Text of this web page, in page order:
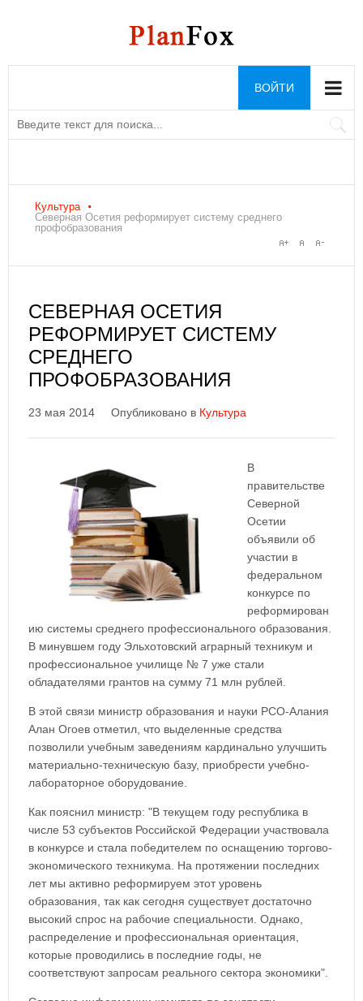
ВОЙТИ
Культура
Северная Осетия реформирует систему среднего
профобразования
СЕВЕРНАЯ ОСЕТИЯ
РЕФОРМИРУЕТ СИСТЕМУ
СРЕДНЕГО
ПРОФОБРАЗОВАНИЯ
23 мая 2014 Опубликовано в Культура
В
правительстве
Северной
Осетии
объявили об
участии в
федеральном
конкурсе по
реформирован
ию системы среднего профессионального образования.
В минувшем году Эльхотовский аграрный техникум и
профессиональное училище № 7 уже стали
обладателями грантов на сумму 71 млн рублей.
В этой связи министр образования и науки РСО-Алания
Алан Огоев отметил, что выделенные средства
позволили учебным заведениям кардинально улучшить
материально-техническую базу, приобрести учебно-
лабораторное оборудование.
Как пояснил министр: "В текущем году республика в
числе 53 субъектов Российской Федерации участвовала
в конкурсе и стала победителем по оснащению торгово-
экономического техникума. На протяжении последних
лет мы активно реформируем этот уровень
образования, так как сегодня существует достаточно
высокий спрос на рабочие специальности. Однако,
распределение и профессиональная ориентация,
которые проводились в последние годы, не
соответствуют запросам реального сектора экономики".